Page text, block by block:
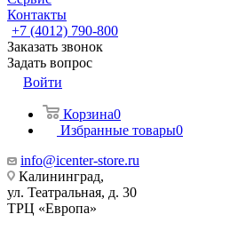
Контакты
+7 (4012) 790-800
Заказать звонок
Задать вопрос
Войти
Корзина0
Избранные товары0
info@icenter-store.ru
Калининград,
ул. Театральная, д. 30
ТРЦ «Европа»